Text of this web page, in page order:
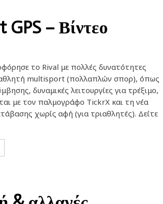
– Βίντεο
το Rival με πολλές δυνατότητες
αθλητή multisport (πολλαπλών σπορ), όπως
δυναμικές λειτουργίες για τρέξιμο,
με τον παλμογράφο TickrX και τη νέα
χωρίς αφή (για τριαθλητές). Δείτε